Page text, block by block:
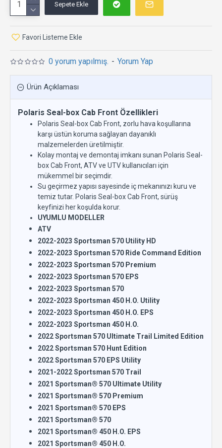
0 yorum yapılmış. - Yorum Yap
Sepete Ekle
Favori Listeme Ekle
Ürün Açıklaması
Polaris Seal-box Cab Front Özellikleri
Polaris Seal-box Cab Front, zorlu hava koşullarına
karşı üstün koruma sağlayan dayanıklı
malzemelerden üretilmiştir.
Kolay montaj ve demontaj imkanı sunan Polaris Seal-
box Cab Front, ATV ve UTV kullanıcıları için
mükemmel bir seçimdir.
Su geçirmez yapısı sayesinde iç mekanınızı kuru ve
temiz tutar. Polaris Seal-box Cab Front, sürüş
keyfinizi her koşulda korur.
UYUMLU MODELLER
ATV
2022-2023 Sportsman 570 Utility HD
2022-2023 Sportsman 570 Ride Command Edition
2022-2023 Sportsman 570 Premium
2022-2023 Sportsman 570 EPS
2022-2023 Sportsman 570
2022-2023 Sportsman 450 H.O. Utility
2022-2023 Sportsman 450 H.O. EPS
2022-2023 Sportsman 450 H.O.
2022 Sportsman 570 Ultimate Trail Limited Edition
2022 Sportsman 570 Hunt Edition
2022 Sportsman 570 EPS Utility
2021-2022 Sportsman 570 Trail
2021 Sportsman® 570 Ultimate Utility
2021 Sportsman® 570 Premium
2021 Sportsman® 570 EPS
2021 Sportsman® 570
2021 Sportsman® 450 H.O. EPS
2021 Sportsman® 450 H.O.